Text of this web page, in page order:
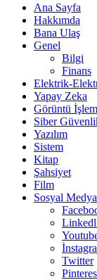
Ana Sayfa
Hakkımda
Bana Ulaş
Genel
Bilgi
Finans
Elektrik-
Yapay Zeka
Görüntü
Siber
Yazılım
Sistem
Kitap
Şahsiyet
Film
Sosyal Medya
Twitter